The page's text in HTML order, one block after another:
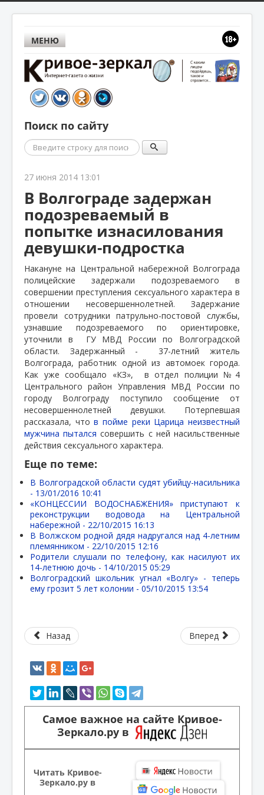
МЕНЮ
Поиск по сайту
Поиск
27 июня 2014 13:01
В Волгограде задержан
подозреваемый в
попытке изнасилования
девушки-подростка
Накануне на Центральной набережной Волгограда
полицейские задержали подозреваемого в
совершении преступления сексуального характера в
отношении несовершеннолетней. Задержание
провели сотрудники патрульно-постовой службы,
узнавшие подозреваемого по ориентировке,
уточнили в
ГУ МВД России по Волгоградской
области. Задержанный -
37-летний житель
Волгограда, работник одной из автомоек города.
Как уже сообщало «КЗ»,
в отдел полиции №4
Центрального район Управления МВД России по
городу Волгограду поступило сообщение от
несовершеннолетней девушки. Потерпевшая
рассказала, чтов пойме реки Царица неизвестный
мужчина пытался совершить с ней насильственные
действия сексуального характера.
Еще по теме:
В Волгоградской области судят убийцу-насильника
- 13/01/2016 10:41
«КОНЦЕССИИ ВОДОСНАБЖЕНИЯ» приступают к
реконструкции водовода на Центральной
набережной - 22/10/2015 16:13
В Волжском родной дядя надругался над 4-летним
племянником - 22/10/2015 12:16
Родители слушали по телефону, как насилуют их
14-летнюю дочь - 14/10/2015 05:29
Волгоградский школьник угнал «Волгу» - теперь
ему грозит 5 лет колонии - 05/10/2015 13:54
Назад Вперед
Самое важное на сайте Кривое-
Зеркало.ру в
Читать Кривое-
Зеркало.ру в